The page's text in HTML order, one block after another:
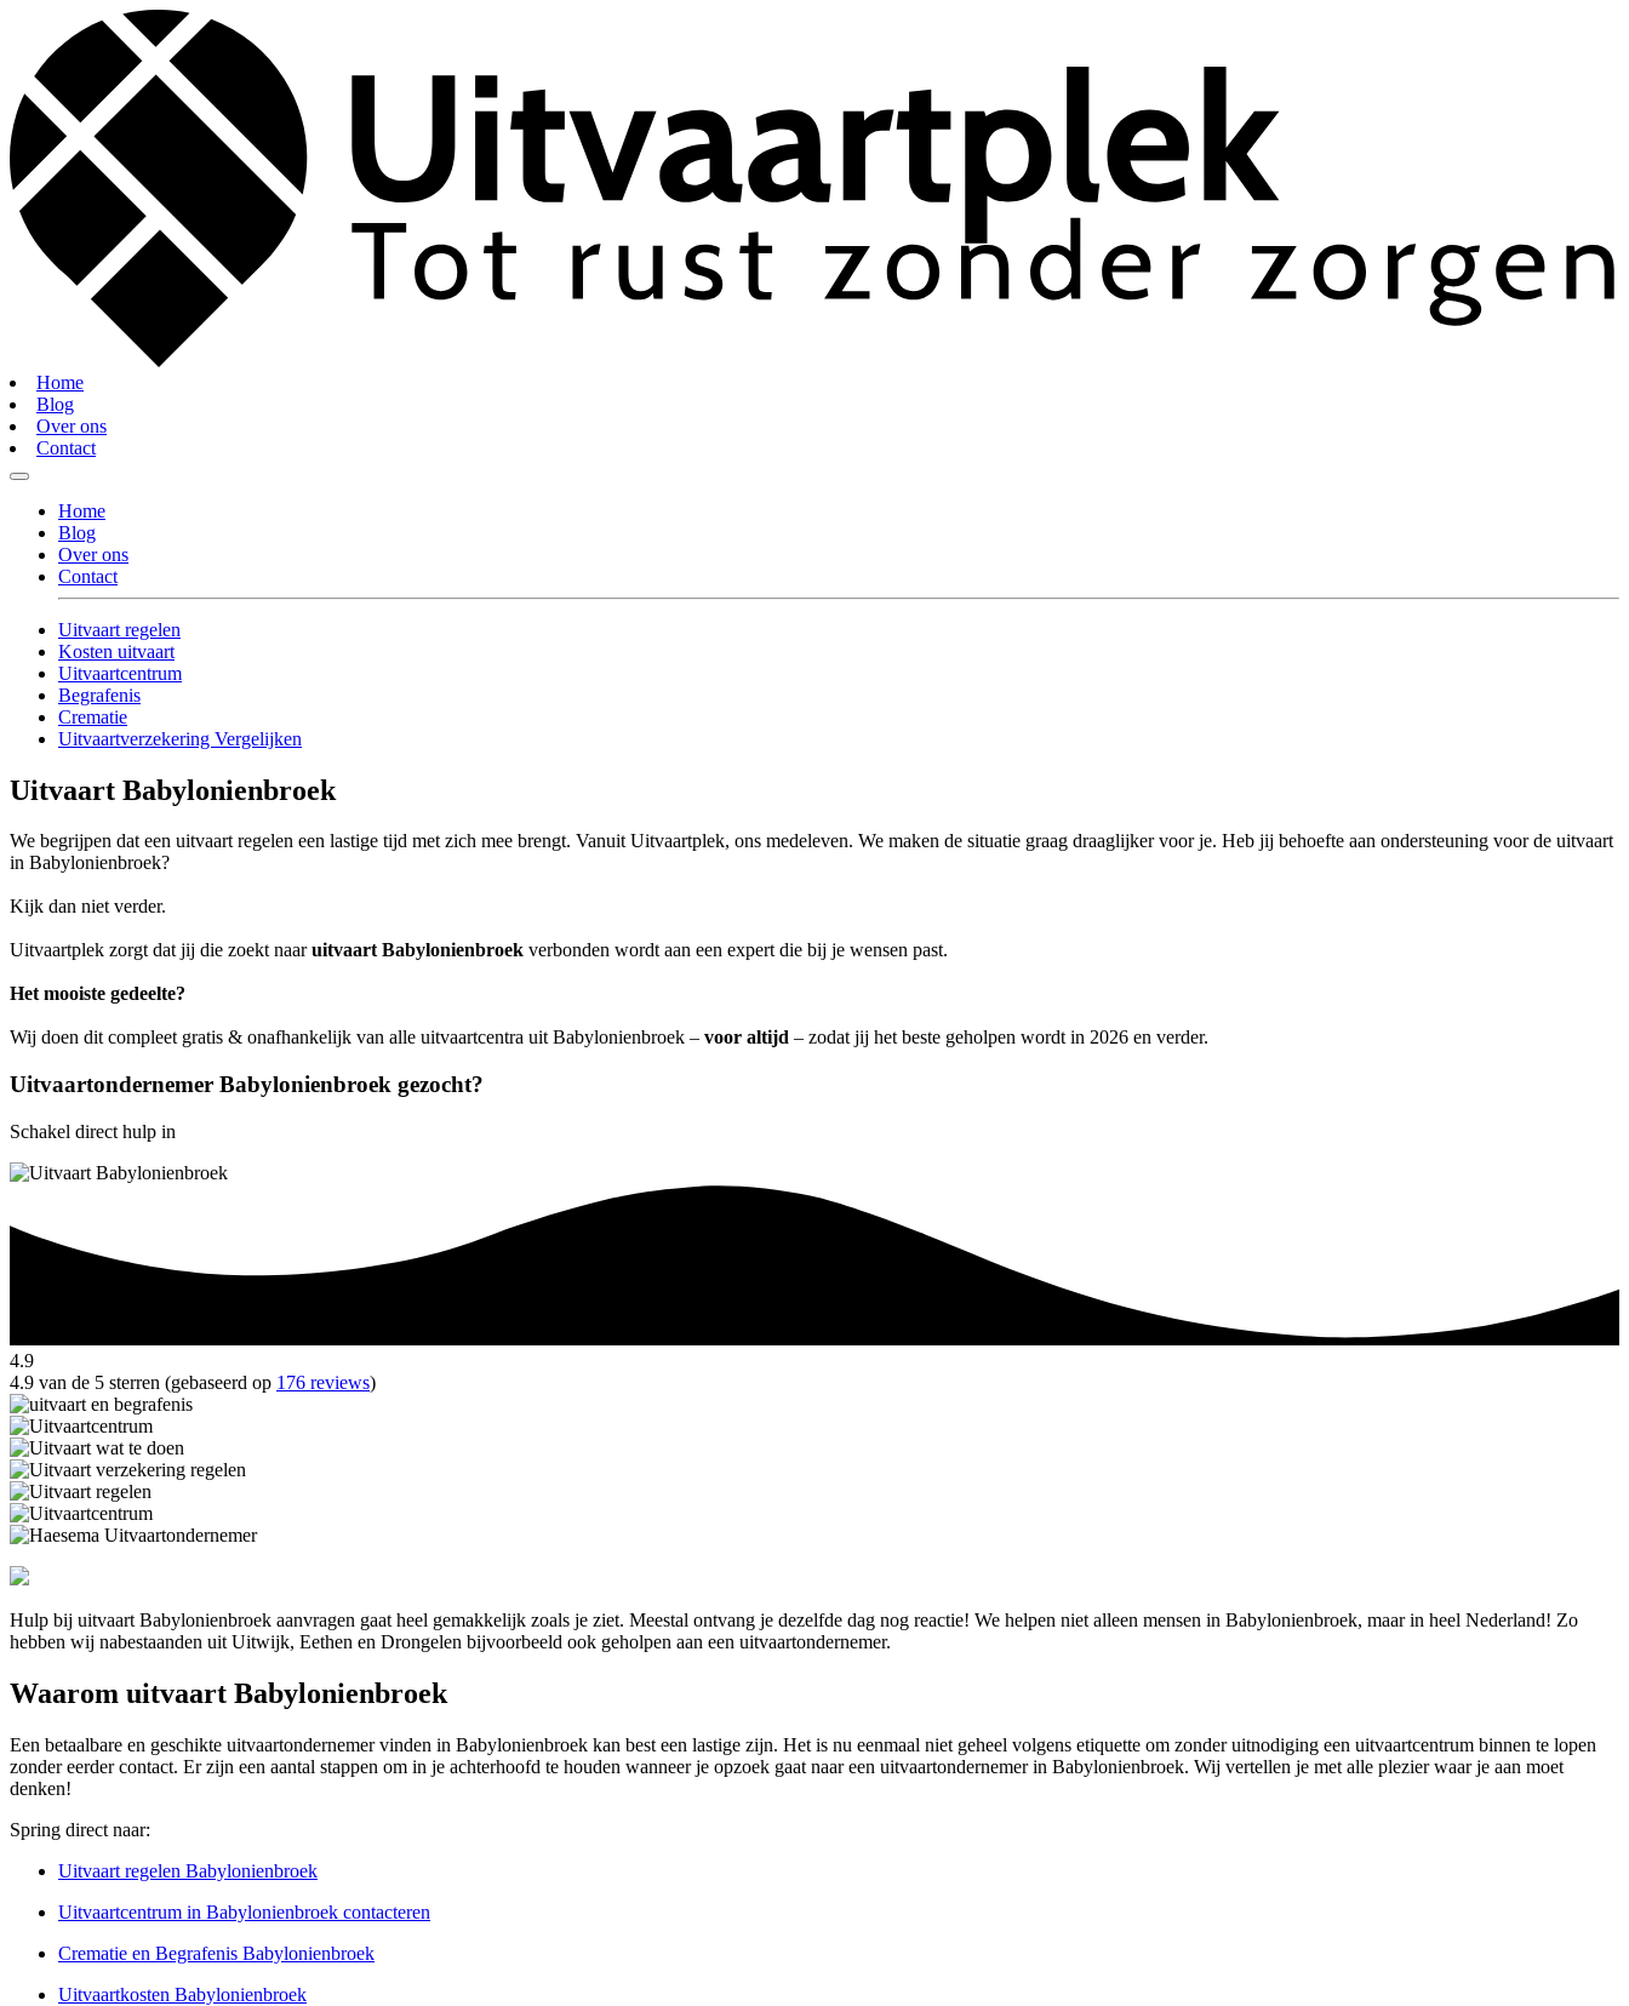
Home
Blog
Over ons
Contact
Home
Blog
Over ons
Contact
Uitvaart regelen
Kosten uitvaart
Uitvaartcentrum
Begrafenis
Crematie
Uitvaartverzekering Vergelijken
Uitvaart Babylonienbroek
We begrijpen dat een uitvaart regelen een lastige tijd met zich mee brengt. Vanuit Uitvaartplek, ons medeleven. We maken de situatie graag draaglijker voor je. Heb jij behoefte aan ondersteuning voor de uitvaart
in Babylonienbroek?
Kijk dan niet verder.
Uitvaartplek zorgt dat jij die zoekt naaruitvaart Babylonienbroek verbonden wordt aan een expert die bij je wensen past.
Het mooiste gedeelte?
Wij doen dit compleet gratis & onafhankelijk van alle uitvaartcentra uit Babylonienbroek – voor altijd – zodat jij het beste geholpen wordt in 2026 en verder.
Uitvaartondernemer Babylonienbroek gezocht?
Schakel direct hulp in
4.9
4.9 van de 5 sterren (gebaseerd op 176 reviews)
Hulp bij uitvaart Babylonienbroek aanvragen gaat heel gemakkelijk zoals je ziet. Meestal ontvang je dezelfde dag nog reactie! We helpen niet alleen mensen in Babylonienbroek, maar in heel Nederland! Zo
hebben wij nabestaanden uit Uitwijk, Eethen en Drongelen bijvoorbeeld ook geholpen aan een uitvaartondernemer.
Waarom uitvaart Babylonienbroek
Een betaalbare en geschikte uitvaartondernemer vinden in Babylonienbroek kan best een lastige zijn. Het is nu eenmaal niet geheel volgens etiquette om zonder uitnodiging een uitvaartcentrum binnen te lopen
zonder eerder contact. Er zijn een aantal stappen om in je achterhoofd te houden wanneer je opzoek gaat naar een uitvaartondernemer in Babylonienbroek. Wij vertellen je met alle plezier waar je aan moet
denken!
Spring direct naar:
Uitvaart regelen Babylonienbroek
Uitvaartcentrum in Babylonienbroek contacteren
Crematie en Begrafenis Babylonienbroek
Uitvaartkosten Babylonienbroek